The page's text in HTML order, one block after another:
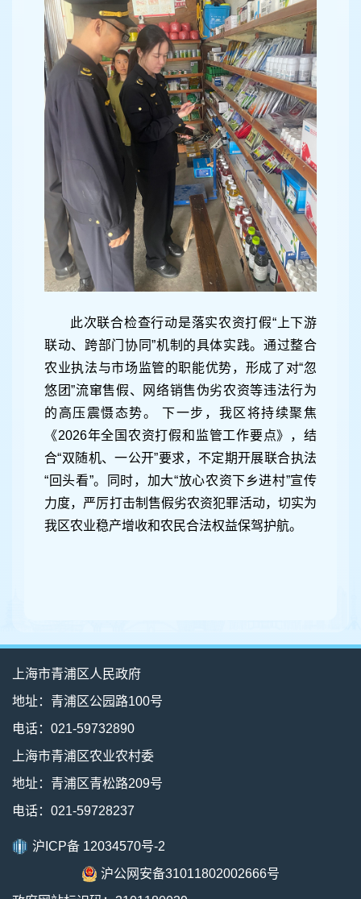
此次联合检查行动是落实农资打假“上下游
联动、跨部门协同”机制的具体实践。通过整合
农业执法与市场监管的职能优势，形成了对“忽
悠团”流窜售假、网络销售伪劣农资等违法行为
的高压震慑态势。 下一步，我区将持续聚焦
《2026年全国农资打假和监管工作要点》，结
合“双随机、一公开”要求，不定期开展联合执法
“回头看”。同时，加大“放心农资下乡进村”宣传
力度，严厉打击制售假劣农资犯罪活动，切实为
我区农业稳产增收和农民合法权益保驾护航。
上海市青浦区人民政府
地址：青浦区公园路100号
电话：021-59732890
上海市青浦区农业农村委
地址：青浦区青松路209号
电话：021-59728237
沪ICP备 12034570号-2
沪公网安备31011802002666号